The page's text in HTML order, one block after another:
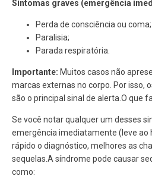
Sintomas graves (emergência
Perda de consciência ou coma;
Paralisia;
Parada respiratória.
Importante: Muitos casos não
marcas externas no corpo. Por isso,
são o principal sinal de alerta. O que
Se você notar qualquer um desses
emergência imediatamente (leve ao
rápido o diagnóstico, melhores as
sequelas. A síndrome pode causar
como: